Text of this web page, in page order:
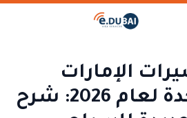
الإمارات
العربية المتحدة لعام 2026: شرح